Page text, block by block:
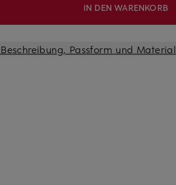
IN DEN WARENKORB
Passform und Material